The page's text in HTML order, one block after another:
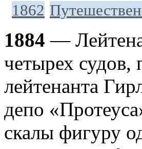
1862
1884 —
четырех судов,
лейтенанта
депо
скалы фигуру